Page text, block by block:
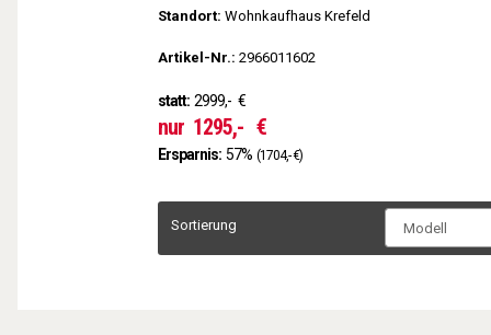
Standort: Wohnkaufhaus Krefeld
Artikel-Nr.: 2966011602
statt: 2999,- €
nur 1295,- €
Ersparnis: 57% (1704,- €)
Sortierung